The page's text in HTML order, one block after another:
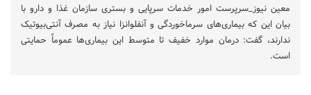
معین نیوز_سرپرست امور خدمات سرپایی و بستری سازمان غذا و دارو با
بیان این که بیماری‌های سرماخوردگی و آنفلوانزا نیاز به مصرف آنتی‌بیوتیک
ندارند، گفت: درمان موارد خفیف تا متوسط این بیماری‌ها عموماً حمایتی
است.